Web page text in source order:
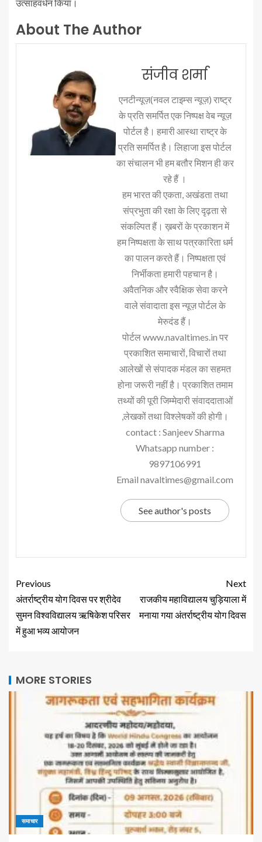
उत्साहवर्धन किया।
About The Author
संजीव शर्मा
एनटीन्यूज़(नवल टाइम्स न्यूज़) राष्ट्र
के प्रति समर्पित एक निष्पक्ष वेब न्यूज़
पोर्टल है। हमारी आस्था राष्ट्र के
प्रति समर्पित है। लिहाजा इस पोर्टल
का संचालन भी हम बतौर मिशन ही कर
रहे हैं ।
हम भारत की एकता, अखंडता तथा
संप्रभुता की रक्षा के लिए दृढ़ता से
संकल्पित हैं। ख़बरों के प्रकाशन में
हम निष्पक्षता के साथ पत्रकारिता धर्म
का पालन करते हैं। निष्पक्षता एवं
निर्भीकता हमारी पहचान है।
अवैतनिक और स्वैक्षिक सेवा करने
वाले संवादाता इस न्यूज़ पोर्टल के
मेरुदंड हैं।
पोर्टल www.navaltimes.in पर
प्रकाशित समाचारों, विचारों तथा
आलेखों से संपादक मंडल का सहमत
होना जरूरी नहीं है। प्रकाशित तमाम
तथ्यों की पूरी जिम्मेदारी संवाददाताओं
,लेखकों तथा विश्लेषकों की होगी।
contact : Sanjeev Sharma
Whatsapp number :
9897106991
Email navaltimes@gmail.com
See author's posts
Previous
अंतर्राष्ट्रीय योग दिवस पर श्रीदेव
सुमन विश्वविद्यालय ऋषिकेश परिसर
में हुआ भव्य आयोजन
Next
राजकीय महाविद्यालय चुड़ियाला में
मनाया गया अंतर्राष्ट्रीय योग दिवस
MORE STORIES
समाचार